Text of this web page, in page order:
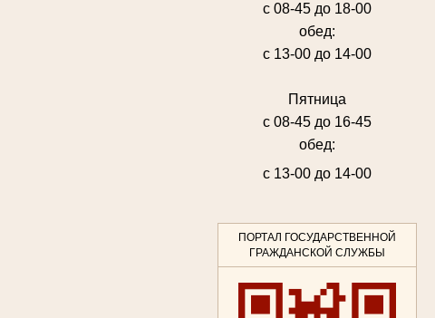
с 08-45 до 18-00
обед:
с 13-00 до 14-00
Пятница
с 08-45 до 16-45
обед:
с 13-00 до 14-00
ПОРТАЛ ГОСУДАРСТВЕННОЙ
ГРАЖДАНСКОЙ СЛУЖБЫ